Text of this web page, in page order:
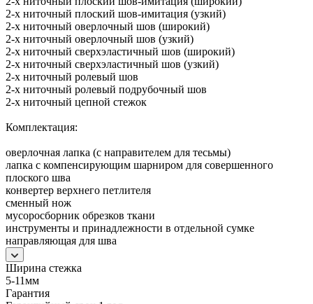
2-х ниточный плоский шов-имитация (узкий)
2-х ниточный оверлочный шов (широкий)
2-х ниточный оверлочный шов (узкий)
2-х ниточный сверхэластичный шов (широкий)
2-х ниточный сверхэластичный шов (узкий)
2-х ниточный ролевый шов
2-х ниточный ролевый подрубочный шов
2-х ниточный цепной стежок
Комплектация:
оверлочная лапка (с направителем для тесьмы)
лапка с компенсирующим шарниром для совершенного
плоского шва
конвертер верхнего петлителя
сменный нож
мусоросборник обрезков ткани
инструменты и принадлежности в отдельной сумке
направляющая для шва
Ширина стежка
5-11мм
Гарантия